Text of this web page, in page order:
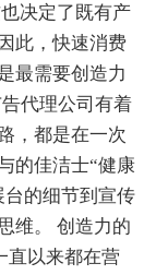
决定了既有产
此，快速消费
最需要创造力
代理公司有着
，都是在一次
的佳洁士“健康
台的细节到宣传
维。 创造力的
直以来都在营